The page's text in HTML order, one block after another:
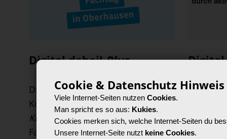
Digital dabei!Plus
Die LAG LM NRW e.V.lädt in
Kooperation mit dem Kinder- und
Kulturkreis Oberhausen e.V.zum
Fachtag#RadikalisierungVerstehen
Digital
13 unserer
es gehen
Cookie & Datenschutz Hinweis
Viele Internet-Seiten nutzenCookies.
Man spricht es so aus: Kukies.
Cookies merken sich, welche Internet-Seiten du
Unsere Internet-Seite nutzt keine Cookies.